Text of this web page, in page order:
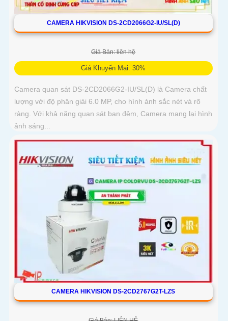
CAMERA HIKVISION DS-2CD2066G2-IU/SL(D)
Giá Bán: liên hệ
Giá Khuyến Mại: 30%
Camera quan sát DS-2CD2066G2-IU/SL(D) là Camera chất
lượng với độ phân giải 6.0 MP, cho hình ảnh sắc nét và rõ
ràng. Với khả năng quan sát ban đêm, Camera mang lại hình
ảnh sáng...
CAMERA HIKVISION DS-2CD2767G2T-LZS